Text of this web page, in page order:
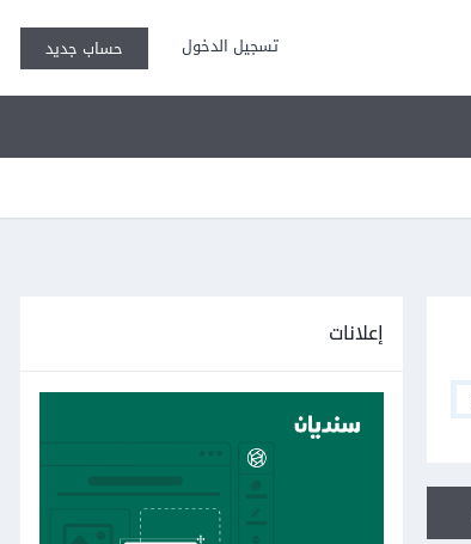
تسجيل الدخول حساب جديد
إعلانات